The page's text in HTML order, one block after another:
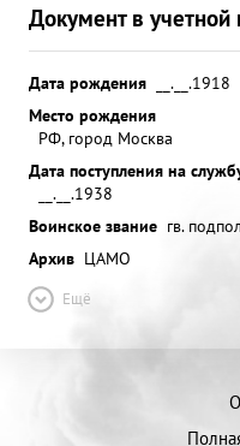
Документ в учетной
Дата рождения
__.__.1918
Место рождения
РФ, город Москва
Дата поступления на
__.__.1938
Воинское звание гв.
Архив ЦАМО
Ещё